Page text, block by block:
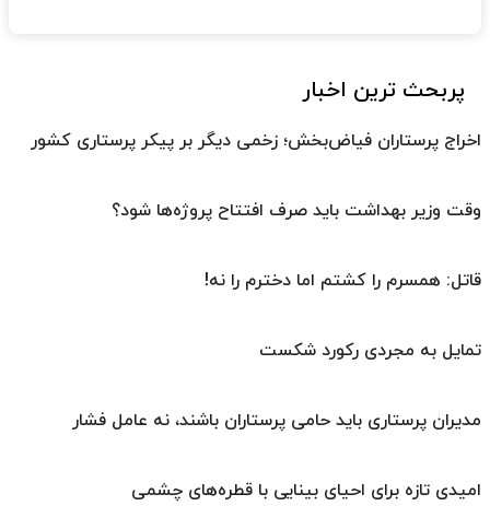
پربحث ترین اخبار
اخراج پرستاران فیاض‌بخش؛ زخمی دیگر بر پیکر پرستاری کشور
وقت وزیر بهداشت باید صرف افتتاح پروژه‌ها شود؟
قاتل: همسرم را کشتم اما دخترم را نه!
تمایل به مجردی رکورد شکست
مدیران پرستاری باید حامی پرستاران باشند، نه عامل فشار
امیدی تازه برای احیای بینایی با قطره‌های چشمی